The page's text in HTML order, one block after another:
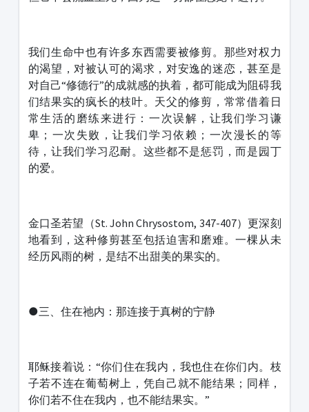
我们生命中也有许多东西需要被修剪。那些对权力
的渴望，对被认可的渴求，对安逸的迷恋，甚至是
对自己“修德行”的成就感的执着，都可能成为阻碍我
们结果实的疯长的枝叶。天父的修剪，常常借着日
常生活的磨练来进行：一次误解，让我们学习谦
卑；一次失败，让我们学习依赖；一次漫长的等
待，让我们学习忍耐。这些都不是惩罚，而是园丁
的爱。
金口圣若望（St. John Chrysostom, 347-407）更深刻
地看到，这种修剪甚至包括迫害和磨难。一棵从未
经历风雨的树，是结不出甜美的果实的。
●三、住在祂内：那连接于真树的宁静
耶稣接着说：“你们住在我内，我也住在你们内。枝
子若不连在葡萄树上，凭自己就不能结果；同样，
你们若不住在我内，也不能结果实。”